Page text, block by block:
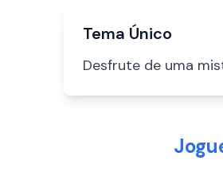
Tema Único
Desfrute de uma